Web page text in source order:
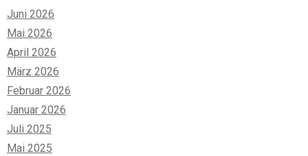
Juni 2026
Mai 2026
April 2026
März 2026
Februar 2026
Januar 2026
Juli 2025
Mai 2025